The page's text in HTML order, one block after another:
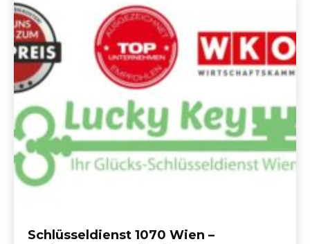
Schlüsseldienst 1070 Wien –